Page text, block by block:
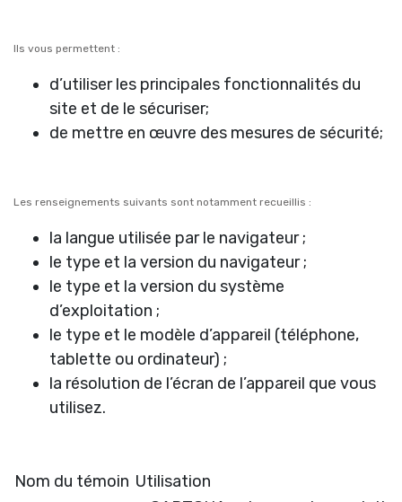
Ils vous permettent :
d’utiliser les principales fonctionnalités du
site et de le sécuriser;
de mettre en œuvre des mesures de sécurité;
Les renseignements suivants sont notamment recueillis :
la langue utilisée par le navigateur ;
le type et la version du navigateur ;
le type et la version du système
d’exploitation ;
le type et le modèle d’appareil (téléphone,
tablette ou ordinateur) ;
la résolution de l’écran de l’appareil que vous
utilisez.
Nom du témoin Utilisation